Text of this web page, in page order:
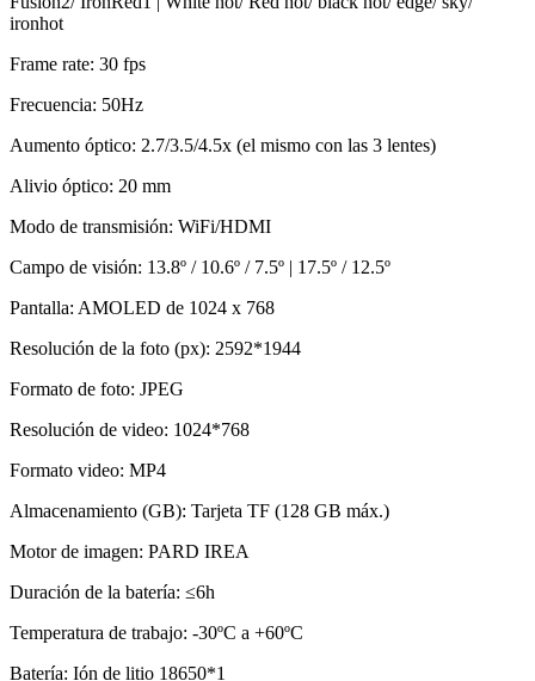
ironhot
Frame rate: 30 fps
Frecuencia: 50Hz
Aumento óptico: 2.7/3.5/4.5x (el mismo con las 3 lentes)
Alivio óptico: 20 mm
Modo de transmisión: WiFi/HDMI
Campo de visión: 13.8º / 10.6º / 7.5º | 17.5º / 12.5º
Pantalla: AMOLED de 1024 x 768
Resolución de la foto (px): 2592*1944
Formato de foto: JPEG
Resolución de video: 1024*768
Formato video: MP4
Almacenamiento (GB): Tarjeta TF (128 GB máx.)
Motor de imagen: PARD IREA
Duración de la batería: ≤6h
Temperatura de trabajo: -30ºC a +60ºC
Batería: Ión de litio 18650*1